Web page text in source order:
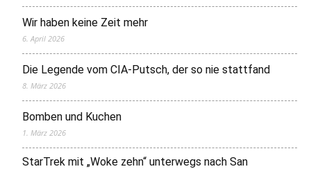
Wir haben keine Zeit mehr
6. April 2026
Die Legende vom CIA-Putsch, der so nie stattfand
8. März 2026
Bomben und Kuchen
1. März 2026
StarTrek mit „Woke zehn“ unterwegs nach San